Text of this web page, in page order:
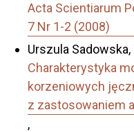
Acta Scientiarum
7 Nr 1-2 (2008)
Urszula Sadowska,
Charakterystyka
korzeniowych
z zastosowaniem
,